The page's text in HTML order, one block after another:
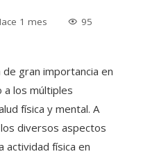
1 mes 95
gran importancia en
a los múltiples
física y mental. A
diversos aspectos
actividad física en